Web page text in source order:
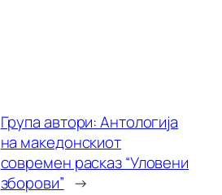
Група автори: Антологија
на македонскиот
современ расказ “Уловени
зборови” →